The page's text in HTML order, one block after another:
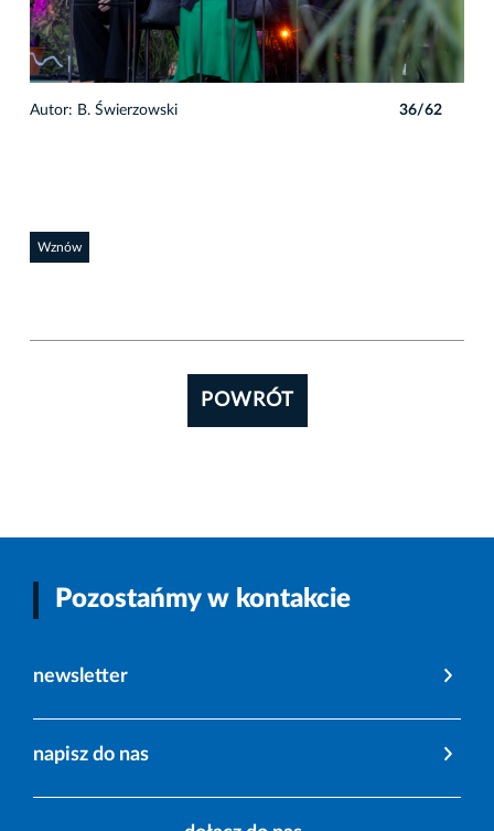
Autor: B. Świerzowski 36/62
Wznów
POWRÓT
Pozostańmy w kontakcie
newsletter
napisz do nas